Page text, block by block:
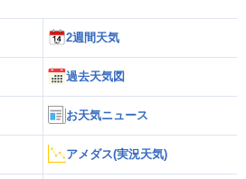
2週間天気
過去天気図
お天気ニュース
アメダス(実況天気)